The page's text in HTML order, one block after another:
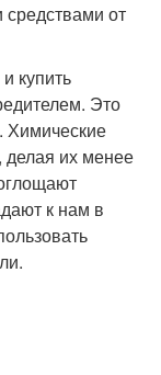
от
купить
Это
Химические
делая их менее
к нам в